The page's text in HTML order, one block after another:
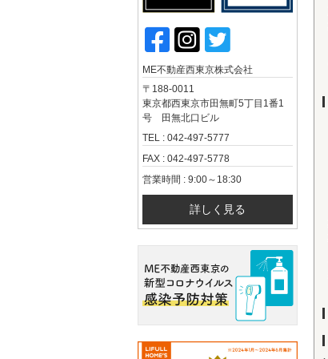
ME不動産西東京株式会社
〒188-0011
東京都西東京市田無町5丁目1番1
号 田無北口ビル
TEL : 042-497-5777
FAX : 042-497-5778
営業時間 : 9:00～18:30
詳しく見る